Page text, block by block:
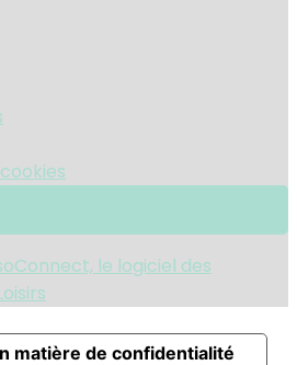
le logiciel des
matière de confidentialité